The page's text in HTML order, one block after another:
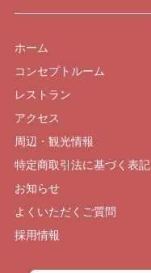
ホーム
コンセプトルーム
レストラン
アクセス
周辺・観光情報
特定商取引法に基づく表記
お知らせ
よくいただくご質問
採用情報